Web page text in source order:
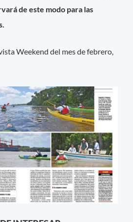
de este modo para las
Weekend del mes de febrero,